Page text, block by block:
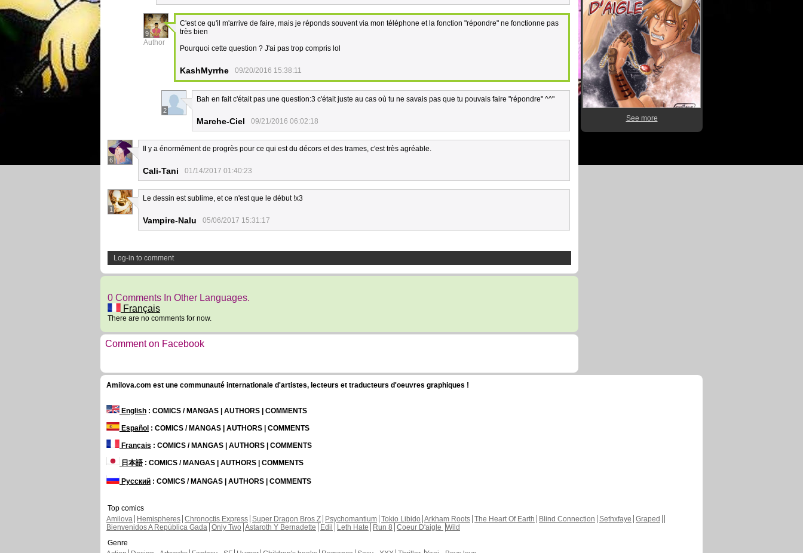
9
Author
C'est ce qu'il m'arrive de faire, mais je réponds souvent via mon téléphone et la fonction "répondre" ne fonctionne pas
très bien
Pourquoi cette question ? J'ai pas trop compris lol
KashMyrrhe 09/20/2016 15:38:11
2
Bah en fait c'était pas une question:3 c'était juste au cas où tu ne savais pas que tu pouvais faire "répondre" ^^"
Marche-Ciel 09/21/2016 06:02:18
6
Il y a énormément de progrès pour ce qui est du décors et des trames, c'est très agréable.
Cali-Tani 01/14/2017 01:40:23
1
Le dessin est sublime, et ce n'est que le début !x3
Vampire-Nalu 05/06/2017 15:31:17
Log-in to comment
0 Comments In Other Languages.
Français
There are no comments for now.
Comment on Facebook
See more
Amilova.com est une communauté internationale d'artistes, lecteurs et traducteurs d'oeuvres graphiques !
English : COMICS / MANGAS | AUTHORS | COMMENTS
Español : COMICS / MANGAS | AUTHORS | COMMENTS
Français : COMICS / MANGAS | AUTHORS | COMMENTS
日本語: COMICS / MANGAS | AUTHORS | COMMENTS
Русский : COMICS / MANGAS | AUTHORS | COMMENTS
Top comics
Amilova
Hemispheres Chronoctis Express Super Dragon Bros Z Psychomantium Tokio Libido Arkham Roots The Heart Of Earth Blind Connection Sethxfaye Graped
Bienvenidos A República Gada Only Two Astaroth Y Bernadette Edil Leth Hate Run 8 Coeur D'aigle Wild
Genre